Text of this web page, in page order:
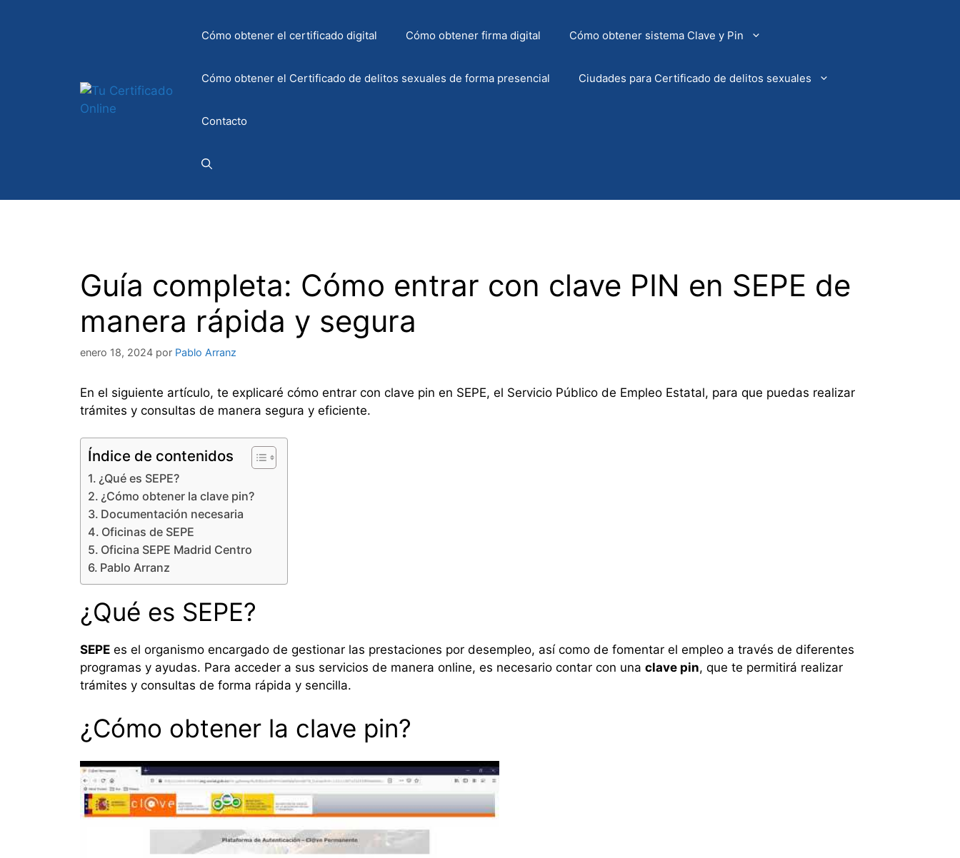
Cómo obtener el certificado digital Cómo obtener firma digital Cómo obtener sistema Clave y Pin
Cómo obtener el Certificado de delitos sexuales de forma presencial Ciudades para Certificado de delitos sexuales
Contacto
Guía completa: Cómo entrar con clave PIN en SEPE de
manera rápida y segura
enero 18, 2024 por Pablo Arranz
En el siguiente artículo, te explicaré cómo entrar con clave pin en SEPE, el Servicio Público de Empleo Estatal, para que puedas realizar
trámites y consultas de manera segura y eficiente.
Índice de contenidos
¿Qué es SEPE?
¿Cómo obtener la clave pin?
Documentación necesaria
Oficinas de SEPE
Oficina SEPE Madrid Centro
Pablo Arranz
¿Qué es SEPE?
SEPE es el organismo encargado de gestionar las prestaciones por desempleo, así como de fomentar el empleo a través de diferentes
programas y ayudas. Para acceder a sus servicios de manera online, es necesario contar con una clave pin, que te permitirá realizar
trámites y consultas de forma rápida y sencilla.
¿Cómo obtener la clave pin?